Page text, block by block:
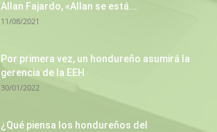
Allan Fajardo, «Allan se está...
11/08/2021
Por primera vez, un hondureño asumirá la
gerencia de la EEH
30/01/2022
¿Qué piensa los hondureños del